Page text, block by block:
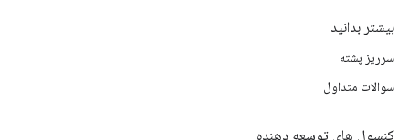
بیشتر بدانید
سرریز پشته
سوالات متداول
کنسول های توسعه دهنده